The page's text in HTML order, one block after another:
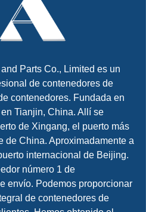
Parts Co., Limited es un
de contenedores de
contenedores. Fundada en
Tianjin, China. Allí se
de Xingang, el puerto más
de China. Aproximadamente a
internacional de Beijing.
número 1 de
envío. Podemos proporcionar
de contenedores de